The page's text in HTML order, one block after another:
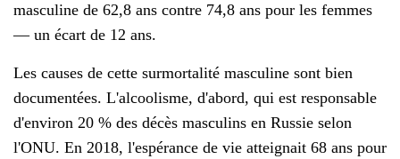
masculine de 62,8 ans contre 74,8 ans pour les femmes
— un écart de 12 ans.
Les causes de cette surmortalité masculine sont bien
documentées. L'alcoolisme, d'abord, qui est responsable
d'environ 20 % des décès masculins en Russie selon
l'ONU. En 2018, l'espérance de vie atteignait 68 ans pour